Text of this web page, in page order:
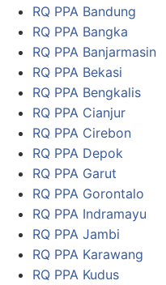
RQ PPA Bandung
RQ PPA Bangka
RQ PPA Banjarmasin
RQ PPA Bekasi
RQ PPA Bengkalis
RQ PPA Cianjur
RQ PPA Cirebon
RQ PPA Depok
RQ PPA Garut
RQ PPA Gorontalo
RQ PPA Indramayu
RQ PPA Jambi
RQ PPA Karawang
RQ PPA Kudus